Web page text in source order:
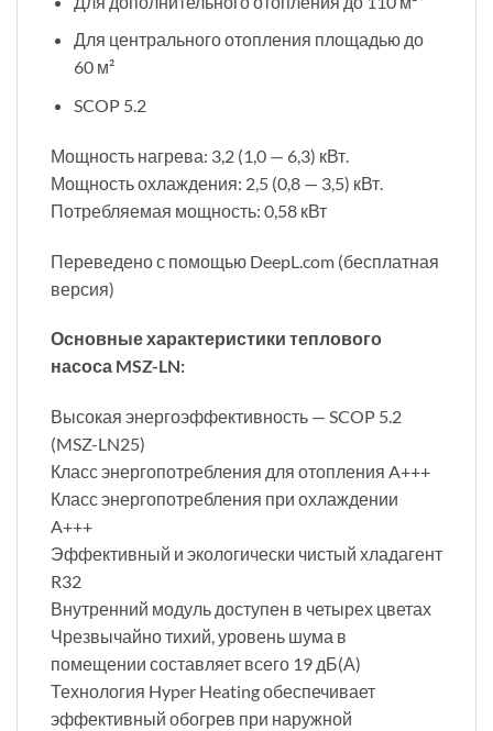
Для центрального отопления площадью до
60 м²
SCOP 5.2
Мощность нагрева: 3,2 (1,0 — 6,3) кВт.
Мощность охлаждения: 2,5 (0,8 — 3,5) кВт.
Потребляемая мощность: 0,58 кВт
Переведено с помощью DeepL.com (бесплатная
версия)
Основные характеристики теплового
насоса MSZ-LN:
Высокая энергоэффективность — SCOP 5.2
(MSZ-LN25)
Класс энергопотребления для отопления A+++
Класс энергопотребления при охлаждении
A+++
Эффективный и экологически чистый хладагент
R32
Внутренний модуль доступен в четырех цветах
Чрезвычайно тихий, уровень шума в
помещении составляет всего 19 дБ(А)
Технология Hyper Heating обеспечивает
эффективный обогрев при наружной